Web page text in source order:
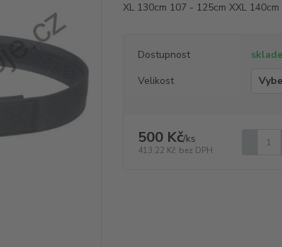
XL 130cm 107 - 125cm XXL
Dostupnost
Velikost
500 Kč/ks
413,22 Kč bez DPH